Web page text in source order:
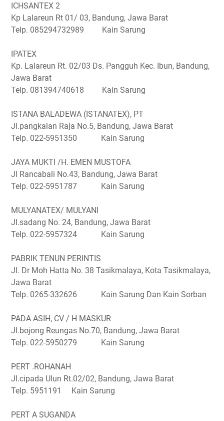
ICHSANTEX 2
Kp Lalareun Rt 01/ 03, Bandung, Jawa Barat
Telp. 085294732989 Kain Sarung
IPATEX
Kp. Lalareun Rt. 02/03 Ds. Pangguh Kec. Ibun, Bandung,
Jawa Barat
Telp. 081394740618 Kain Sarung
ISTANA BALADEWA (ISTANATEX), PT
Jl.pangkalan Raja No.5, Bandung, Jawa Barat
Telp. 022-5951350 Kain Sarung
JAYA MUKTI /H. EMEN MUSTOFA
Jl Rancabali No.43, Bandung, Jawa Barat
Telp. 022-5951787 Kain Sarung
MULYANATEX/ MULYANI
Jl.sadang No. 24, Bandung, Jawa Barat
Telp. 022-5957324 Kain Sarung
PABRIK TENUN PERINTIS
Jl. Dr Moh Hatta No. 38 Tasikmalaya, Kota Tasikmalaya,
Jawa Barat
Telp. 0265-332626 Kain Sarung Dan Kain Sorban
PADA ASIH, CV / H MASKUR
Jl.bojong Reungas No.70, Bandung, Jawa Barat
Telp. 022-5950279 Kain Sarung
PERT .ROHANAH
Jl.cipada Ulun Rt.02/02, Bandung, Jawa Barat
Telp. 5951191 Kain Sarung
PERT A SUGANDA